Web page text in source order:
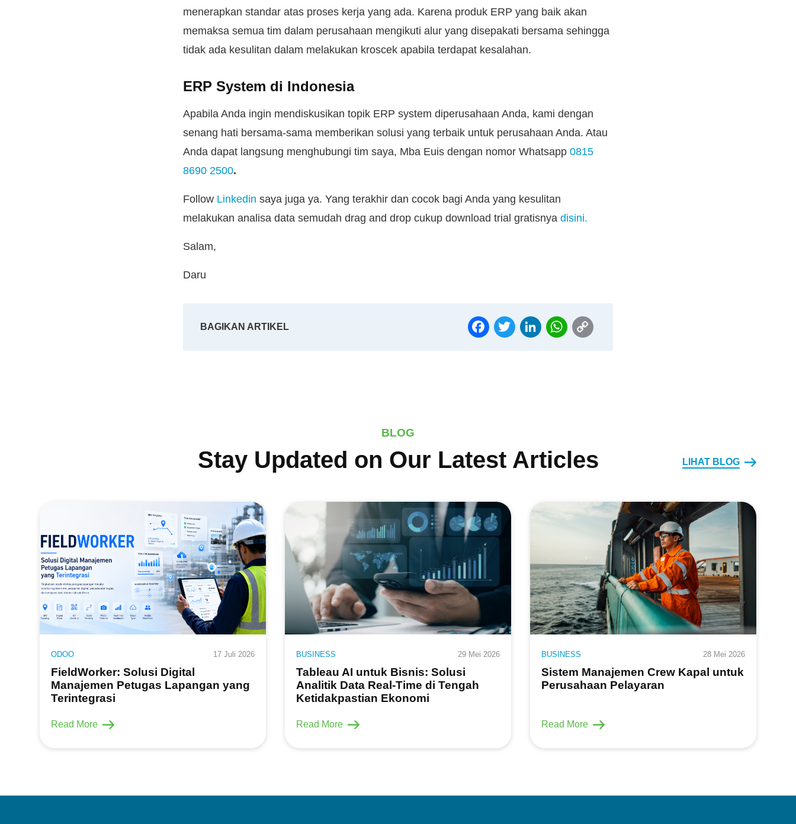
menerapkan standar atas proses kerja yang ada. Karena produk ERP yang baik akan
memaksa semua tim dalam perusahaan mengikuti alur yang disepakati bersama sehingga
tidak ada kesulitan dalam melakukan kroscek apabila terdapat kesalahan.
ERP System di Indonesia
Apabila Anda ingin mendiskusikan topik ERP system diperusahaan Anda, kami dengan
senang hati bersama-sama memberikan solusi yang terbaik untuk perusahaan Anda. Atau
Anda dapat langsung menghubungi tim saya, Mba Euis dengan nomor Whatsapp0815
8690 2500.
Follow Linkedin saya juga ya. Yang terakhir dan cocok bagi Anda yang kesulitan
melakukan analisa data semudah drag and drop cukup download trial gratisnyadisini.
Salam,
Daru
BAGIKAN ARTIKEL
FACEBOOK
TWITTERLINKEDINWHATSAPP
LINK
BLOG
Stay Updated on Our Latest Articles LIHAT BLOG
ODOO 17 Juli 2026
FieldWorker: Solusi Digital
Manajemen Petugas Lapangan yang
Terintegrasi
Read More
BUSINESS 29 Mei 2026
Tableau AI untuk Bisnis: Solusi
Analitik Data Real-Time di Tengah
Ketidakpastian Ekonomi
Read More
BUSINESS 28 Mei 2026
Sistem Manajemen Crew Kapal untuk
Perusahaan Pelayaran
Read More